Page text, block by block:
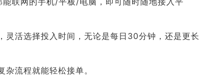
灵活选择投入时间，无论是每日30分钟，还是更长
流程就能轻松接单。